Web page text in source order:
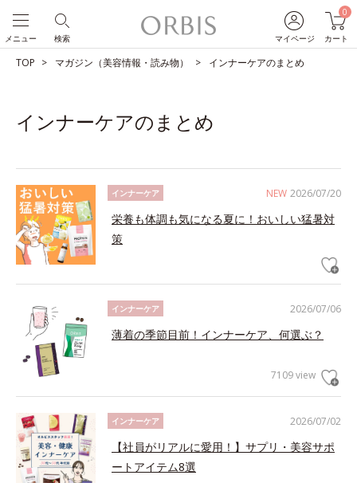
マイページ
0
カート
検索
メニュー
TOP マガジン（美容情報・読み物） インナーケアのまとめ
インナーケアのまとめ
NEW 2026/07/20
インナーケア
栄養も体調も気になる夏に！おいしい猛暑対
策
2026/07/06
インナーケア
薄着の季節目前！インナーケア、何選ぶ？
7109 view
2026/07/02
インナーケア
【社員がリアルに愛用！】サプリ・美容サポ
ートアイテム8選